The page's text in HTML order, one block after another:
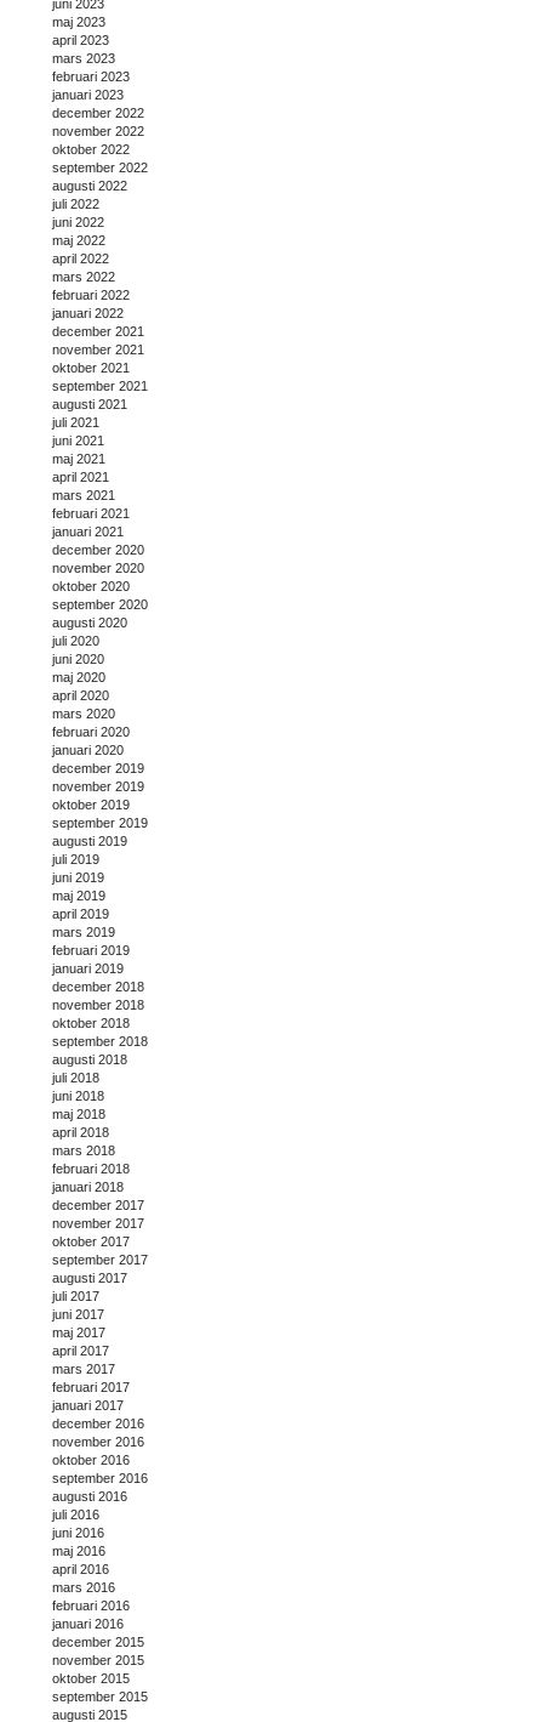
juni 2023
maj 2023
april 2023
mars 2023
februari 2023
januari 2023
december 2022
november 2022
oktober 2022
september 2022
augusti 2022
juli 2022
juni 2022
maj 2022
april 2022
mars 2022
februari 2022
januari 2022
december 2021
november 2021
oktober 2021
september 2021
augusti 2021
juli 2021
juni 2021
maj 2021
april 2021
mars 2021
februari 2021
januari 2021
december 2020
november 2020
oktober 2020
september 2020
augusti 2020
juli 2020
juni 2020
maj 2020
april 2020
mars 2020
februari 2020
januari 2020
december 2019
november 2019
oktober 2019
september 2019
augusti 2019
juli 2019
juni 2019
maj 2019
april 2019
mars 2019
februari 2019
januari 2019
december 2018
november 2018
oktober 2018
september 2018
augusti 2018
juli 2018
juni 2018
maj 2018
april 2018
mars 2018
februari 2018
januari 2018
december 2017
november 2017
oktober 2017
september 2017
augusti 2017
juli 2017
juni 2017
maj 2017
april 2017
mars 2017
februari 2017
januari 2017
december 2016
november 2016
oktober 2016
september 2016
augusti 2016
juli 2016
juni 2016
maj 2016
april 2016
mars 2016
februari 2016
januari 2016
december 2015
november 2015
oktober 2015
september 2015
augusti 2015